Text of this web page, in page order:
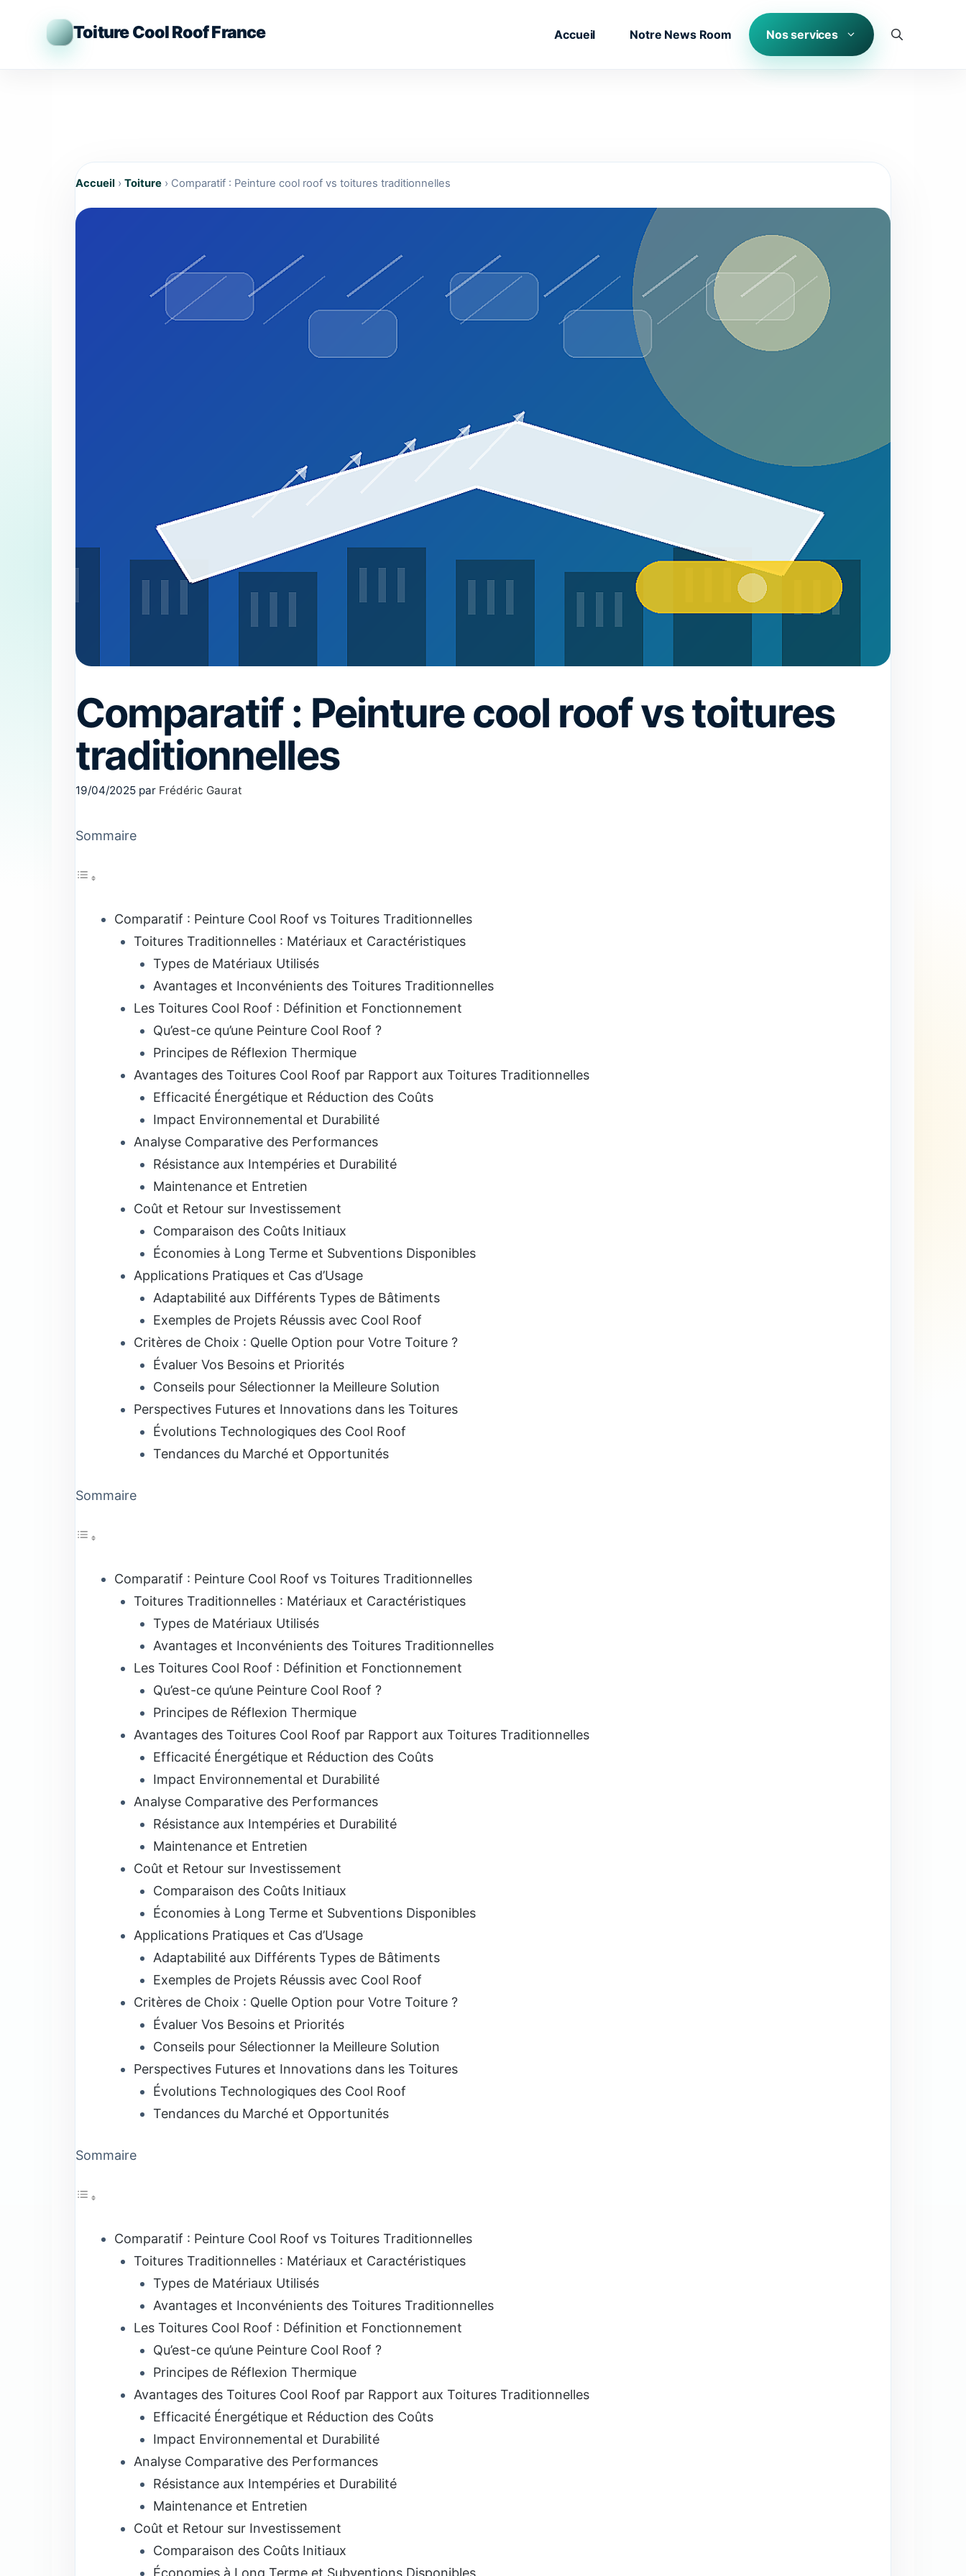
contenu
Toiture Cool Roof France Accueil Notre News Room Nos services
Accueil › Toiture › Comparatif : Peinture cool roof vs toitures traditionnelles
Comparatif : Peinture cool roof vs toitures
traditionnelles
19/04/2025 par Frédéric Gaurat
Sommaire
Comparatif : Peinture Cool Roof vs Toitures Traditionnelles
Toitures Traditionnelles : Matériaux et Caractéristiques
Types de Matériaux Utilisés
Avantages et Inconvénients des Toitures Traditionnelles
Les Toitures Cool Roof : Définition et Fonctionnement
Qu’est-ce qu’une Peinture Cool Roof ?
Principes de Réflexion Thermique
Avantages des Toitures Cool Roof par Rapport aux Toitures Traditionnelles
Efficacité Énergétique et Réduction des Coûts
Impact Environnemental et Durabilité
Analyse Comparative des Performances
Résistance aux Intempéries et Durabilité
Maintenance et Entretien
Coût et Retour sur Investissement
Comparaison des Coûts Initiaux
Économies à Long Terme et Subventions Disponibles
Applications Pratiques et Cas d’Usage
Adaptabilité aux Différents Types de Bâtiments
Exemples de Projets Réussis avec Cool Roof
Critères de Choix : Quelle Option pour Votre Toiture ?
Évaluer Vos Besoins et Priorités
Conseils pour Sélectionner la Meilleure Solution
Perspectives Futures et Innovations dans les Toitures
Évolutions Technologiques des Cool Roof
Tendances du Marché et Opportunités
Sommaire
Comparatif : Peinture Cool Roof vs Toitures Traditionnelles
Toitures Traditionnelles : Matériaux et Caractéristiques
Types de Matériaux Utilisés
Avantages et Inconvénients des Toitures Traditionnelles
Les Toitures Cool Roof : Définition et Fonctionnement
Qu’est-ce qu’une Peinture Cool Roof ?
Principes de Réflexion Thermique
Avantages des Toitures Cool Roof par Rapport aux Toitures Traditionnelles
Efficacité Énergétique et Réduction des Coûts
Impact Environnemental et Durabilité
Analyse Comparative des Performances
Résistance aux Intempéries et Durabilité
Maintenance et Entretien
Coût et Retour sur Investissement
Comparaison des Coûts Initiaux
Économies à Long Terme et Subventions Disponibles
Applications Pratiques et Cas d’Usage
Adaptabilité aux Différents Types de Bâtiments
Exemples de Projets Réussis avec Cool Roof
Critères de Choix : Quelle Option pour Votre Toiture ?
Évaluer Vos Besoins et Priorités
Conseils pour Sélectionner la Meilleure Solution
Perspectives Futures et Innovations dans les Toitures
Évolutions Technologiques des Cool Roof
Tendances du Marché et Opportunités
Sommaire
Comparatif : Peinture Cool Roof vs Toitures Traditionnelles
Toitures Traditionnelles : Matériaux et Caractéristiques
Types de Matériaux Utilisés
Avantages et Inconvénients des Toitures Traditionnelles
Les Toitures Cool Roof : Définition et Fonctionnement
Qu’est-ce qu’une Peinture Cool Roof ?
Principes de Réflexion Thermique
Avantages des Toitures Cool Roof par Rapport aux Toitures Traditionnelles
Efficacité Énergétique et Réduction des Coûts
Impact Environnemental et Durabilité
Analyse Comparative des Performances
Résistance aux Intempéries et Durabilité
Maintenance et Entretien
Coût et Retour sur Investissement
Comparaison des Coûts Initiaux
Économies à Long Terme et Subventions Disponibles